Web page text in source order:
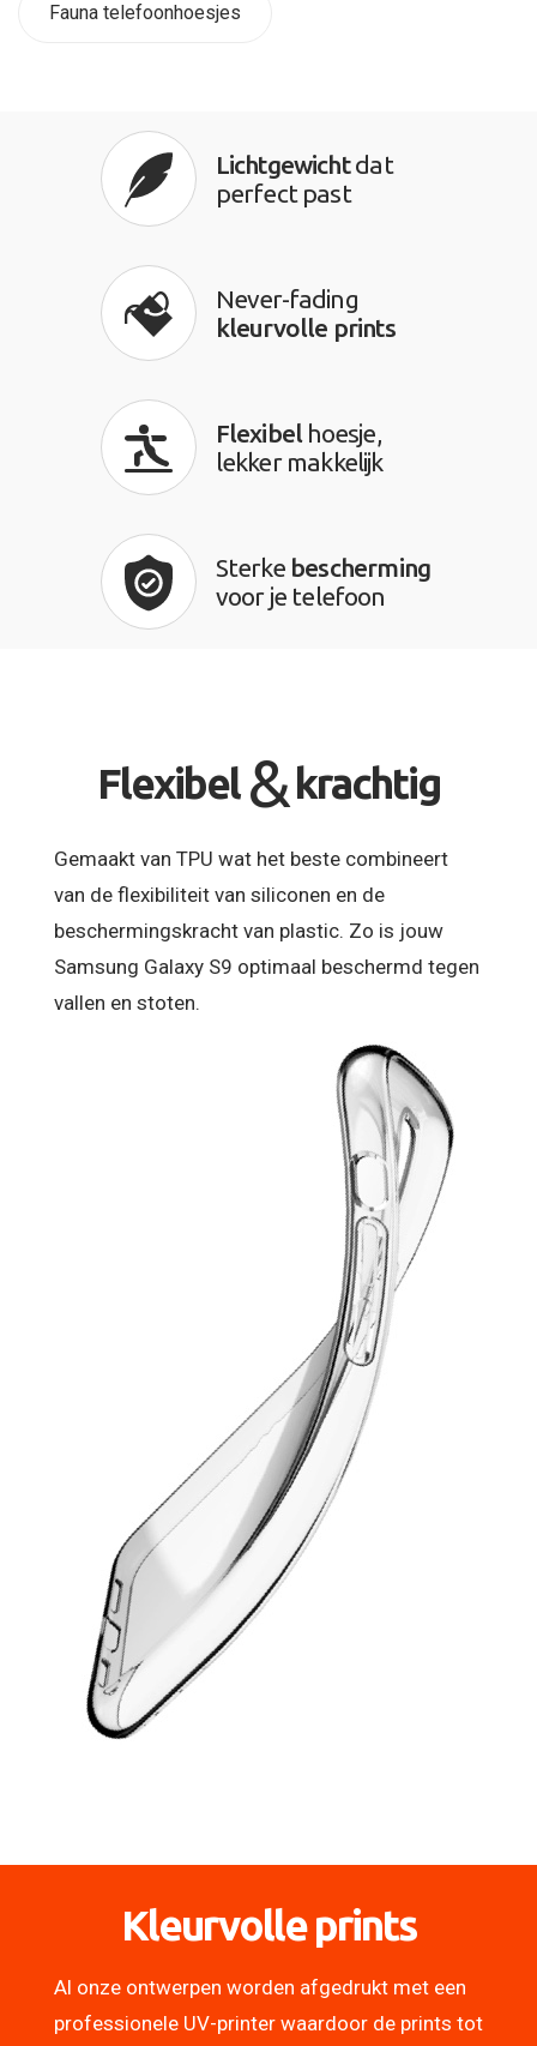
Fauna telefoonhoesjes
Lichtgewichtdat
perfect past
Never-fading
kleurvolle prints
Flexibelhoesje,
lekker makkelijk
Sterke bescherming
voor je telefoon
Flexibel &krachtig
Gemaakt van TPU wat het beste combineert
van de flexibiliteit van siliconen en de
beschermingskracht van plastic. Zo is jouw
Samsung Galaxy S9 optimaal beschermd tegen
vallen en stoten.
Kleurvolle prints
Al onze ontwerpen worden afgedrukt met een
professionele UV-printer waardoor de prints tot